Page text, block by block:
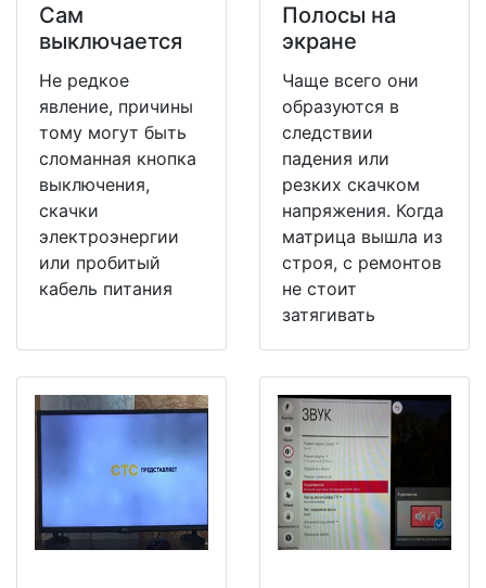
Сам
выключается
Не редкое
явление, причины
тому могут быть
сломанная кнопка
выключения,
скачки
электроэнергии
или пробитый
кабель питания
Полосы на
экране
Чаще всего они
образуются в
следствии
падения или
резких скачком
напряжения. Когда
матрица вышла из
строя, с ремонтов
не стоит
затягивать